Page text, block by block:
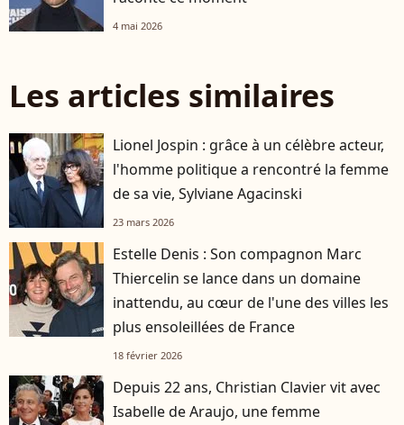
4 mai 2026
Les articles similaires
Lionel Jospin : grâce à un célèbre acteur,
l'homme politique a rencontré la femme
de sa vie, Sylviane Agacinski
23 mars 2026
Estelle Denis : Son compagnon Marc
Thiercelin se lance dans un domaine
inattendu, au cœur de l'une des villes les
plus ensoleillées de France
18 février 2026
Depuis 22 ans, Christian Clavier vit avec
Isabelle de Araujo, une femme